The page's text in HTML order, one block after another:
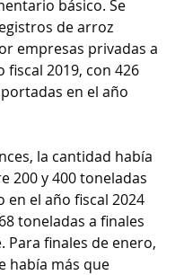
básico. Se
de arroz
empresas privadas a
fiscal 2019, con 426
en el año
la cantidad había
200 y 400 toneladas
en el año fiscal 2024
toneladas a finales
Para finales de enero,
había más que